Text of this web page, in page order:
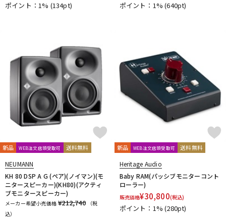
ポイント：1% (134pt) ポイント：1%(640pt)
新品 WEB注文店頭受取可 送料無料
NEUMANN
KH 80 DSP A G (ペア)(ノイマン)(モ
ニタースピーカー)(KH80)(アクティ
ブモニタースピーカー)
メーカー希望小売価格 ¥212,740
（税
込）
新品 WEB注文店頭受取可 送料無料
Heritage Audio
Baby RAM(パッシブモニターコント
ローラー)
販売価格¥30,800(税込)
ポイント：1%(280pt)